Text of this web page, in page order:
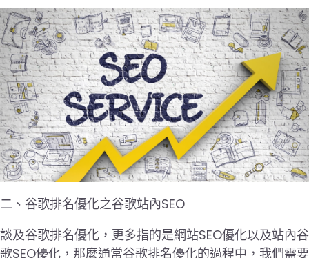
二、谷歌排名優化之谷歌站內SEO
談及谷歌排名優化，更多指的是網站SEO優化以及站內谷
歌SEO優化，那麼通常谷歌排名優化的過程中，我們需要